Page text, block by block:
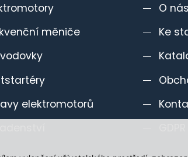
měniče
elektromotorů
O nás
Ke